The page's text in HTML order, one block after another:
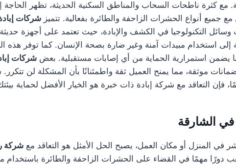
مع كثرة ناطحات السحاب والمناطق السكنية الحديثة، تظهر
جميع أنواع الحشرات الزاحفة والطائرة بفعالية. تتميزشركات
وسائل التكنولوجيا في الكشف والإبادة، حيث تعتمد على أجهزة
إلى استخدام مبيدات آمنة وغير ضارة بصحة الإنسان. كما توفر
مما يضمن استمرارية الحماية من أي إصابات مستقبلية. بعضشركات
موثقة، مما يمنح العميل ثقة واطمئنانًا بأن المشكلة لن
فإن التعاقد مع شركة إبادة ذات خبرة هو الخيار الأفضل لحماية
الشارقة
في المنزل أو مكان العمل، يصبح الحل الأمثل هو التعاقد معشركة
دورًا مهمًا في القضاء على الحشرات الزاحفة والطائرة باستخدام